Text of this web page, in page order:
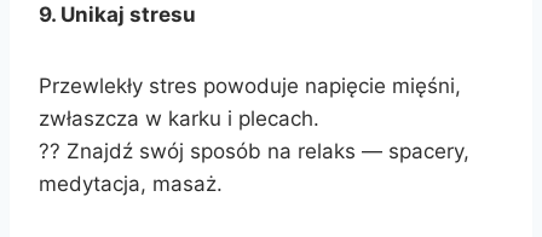
9. Unikaj stresu
Przewlekły stres powoduje napięcie mięśni,
zwłaszcza w karku i plecach.
?? Znajdź swój sposób na relaks — spacery,
medytacja, masaż.